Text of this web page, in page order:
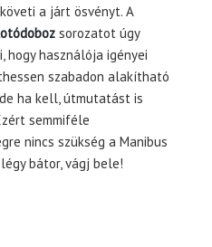
a járt ösvényt. A
sorozatot úgy
hogy használója igényei
szabadon alakítható
ha kell, útmutatást is
semmiféle
nincs szükség a Manibus
bátor, vágj bele!